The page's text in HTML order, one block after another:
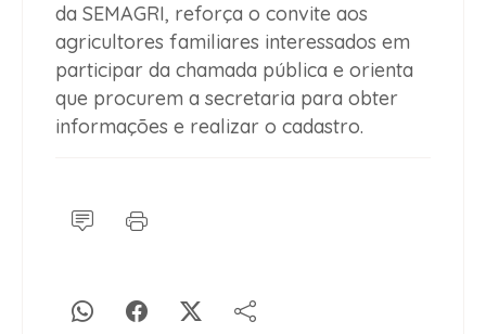
da SEMAGRI, reforça o convite aos
agricultores familiares interessados em
participar da chamada pública e orienta
que procurem a secretaria para obter
informações e realizar o cadastro.